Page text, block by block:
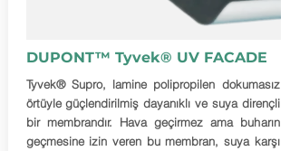
DUPONT™ Tyvek® UV FACADE
Tyvek® Supro, lamine polipropilen dokumasız
örtüyle güçlendirilmiş dayanıklı ve suya dirençli
bir membrandır. Hava geçirmez ama buharın
geçmesine izin veren bu membran, suya karşı